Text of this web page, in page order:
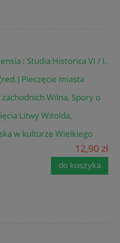
: Studia Historica VI / I.
Pieczęcie miasta
Wilna, Spory o
Litwy Witolda,
w kulturze Wielkiego
12,90 zł
do koszyka